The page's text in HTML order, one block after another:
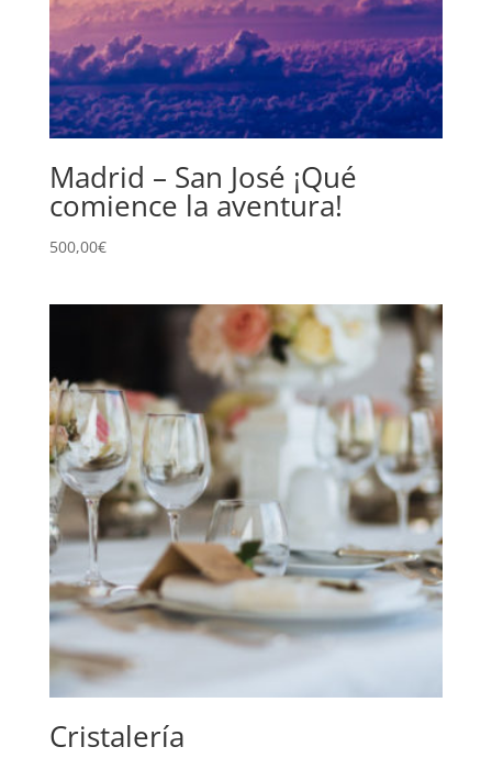
Madrid – San José ¡Qué
comience la aventura!
500,00€
Cristalería